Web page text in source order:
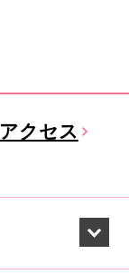
アクセス